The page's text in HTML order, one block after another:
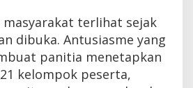
terlihat sejak
dibuka. Antusiasme yang
panitia menetapkan
kelompok peserta,